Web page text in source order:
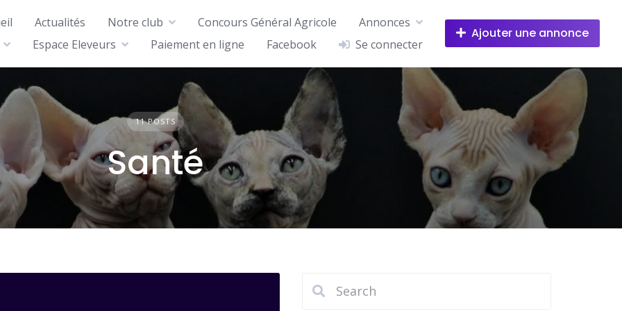
Actualités Notre club Concours Général Agricole
Annonces
Espace Eleveurs Paiement en ligne Facebook Se connecter
Ajouter une annonce
11 POSTS
Santé